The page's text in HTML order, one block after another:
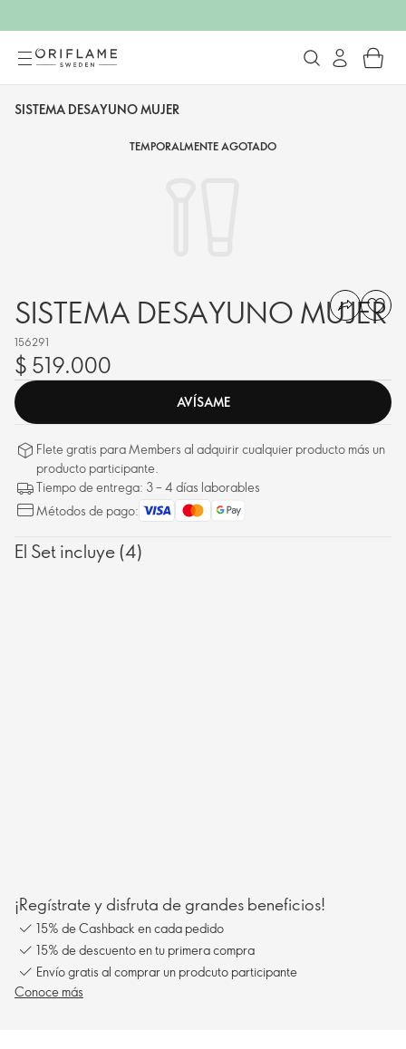
SISTEMA DESAYUNO MUJER
TEMPORALMENTE AGOTADO
SISTEMA DESAYUNO MUJER
156291
$ 519.000
AVÍSAME
Flete gratis para Members al adquirir cualquier producto más un
producto participante.
Tiempo de entrega: 3 – 4 días laborables
Métodos de pago:
El Set incluye (4)
¡Regístrate y disfruta de grandes beneficios!
15% de Cashback en cada pedido
15% de descuento en tu primera compra
Envío gratis al comprar un prodcuto participante
Conoce más